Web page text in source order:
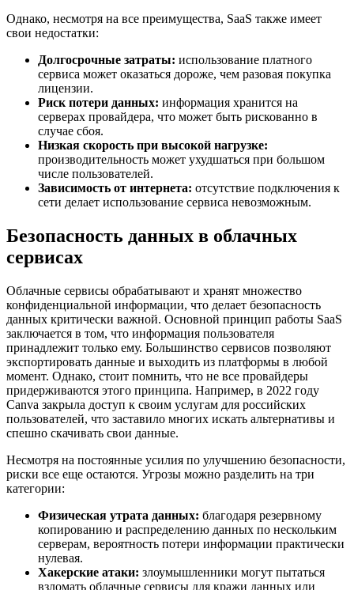
Однако, несмотря на все преимущества, SaaS также имеет
свои недостатки:
Долгосрочные затраты: использование платного
сервиса может оказаться дороже, чем разовая покупка
лицензии.
Риск потери данных: информация хранится на
серверах провайдера, что может быть рискованно в
случае сбоя.
Низкая скорость при высокой нагрузке:
производительность может ухудшаться при большом
числе пользователей.
Зависимость от интернета: отсутствие подключения к
сети делает использование сервиса невозможным.
Безопасность данных в облачных
сервисах
Облачные сервисы обрабатывают и хранят множество
конфиденциальной информации, что делает безопасность
данных критически важной. Основной принцип работы SaaS
заключается в том, что информация пользователя
принадлежит только ему. Большинство сервисов позволяют
экспортировать данные и выходить из платформы в любой
момент. Однако, стоит помнить, что не все провайдеры
придерживаются этого принципа. Например, в 2022 году
Canva закрыла доступ к своим услугам для российских
пользователей, что заставило многих искать альтернативы и
спешно скачивать свои данные.
Несмотря на постоянные усилия по улучшению безопасности,
риски все еще остаются. Угрозы можно разделить на три
категории:
Физическая утрата данных: благодаря резервному
копированию и распределению данных по нескольким
серверам, вероятность потери информации практически
нулевая.
Хакерские атаки: злоумышленники могут пытаться
взломать облачные сервисы для кражи данных или